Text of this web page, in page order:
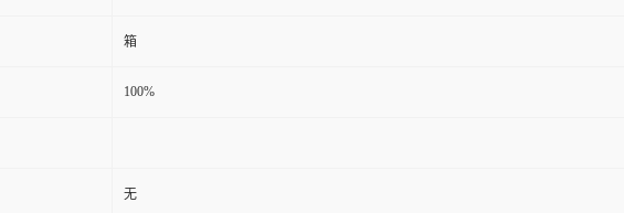
箱
100%
无